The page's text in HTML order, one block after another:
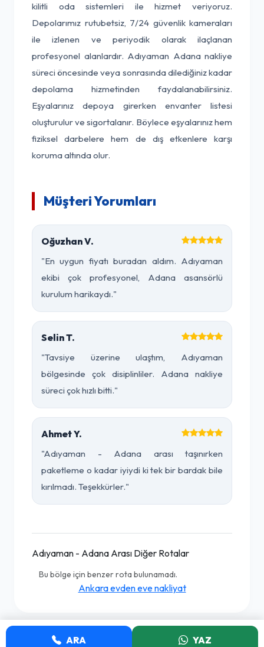
kilitli oda sistemleri ile hizmet veriyoruz.
Depolarımız rutubetsiz, 7/24 güvenlik kameraları
ile izlenen ve periyodik olarak ilaçlanan
profesyonel alanlardır. Adıyaman Adana nakliye
süreci öncesinde veya sonrasında dilediğiniz kadar
depolama hizmetinden faydalanabilirsiniz.
Eşyalarınız depoya girerken envanter listesi
oluşturulur ve sigortalanır. Böylece eşyalarınız hem
fiziksel darbelere hem de dış etkenlere karşı
koruma altında olur.
Müşteri Yorumları
Oğuzhan V.
"En uygun fiyatı buradan aldım. Adıyaman
ekibi çok profesyonel, Adana asansörlü
kurulum harikaydı."
Selin T.
"Tavsiye üzerine ulaştım, Adıyaman
bölgesinde çok disiplinliler. Adana nakliye
süreci çok hızlı bitti."
Ahmet Y.
"Adıyaman - Adana arası taşınırken
paketleme o kadar iyiydi ki tek bir bardak bile
kırılmadı. Teşekkürler."
Adıyaman - Adana Arası Diğer Rotalar
Bu bölge için benzer rota bulunamadı.
Ankara evden eve nakliyat
ARA YAZ